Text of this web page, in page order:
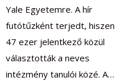
Yale Egyetemre. A hír
futótűzként terjedt, hiszen
47 ezer jelentkező közül
választották a neves
intézmény tanulói közé. A…